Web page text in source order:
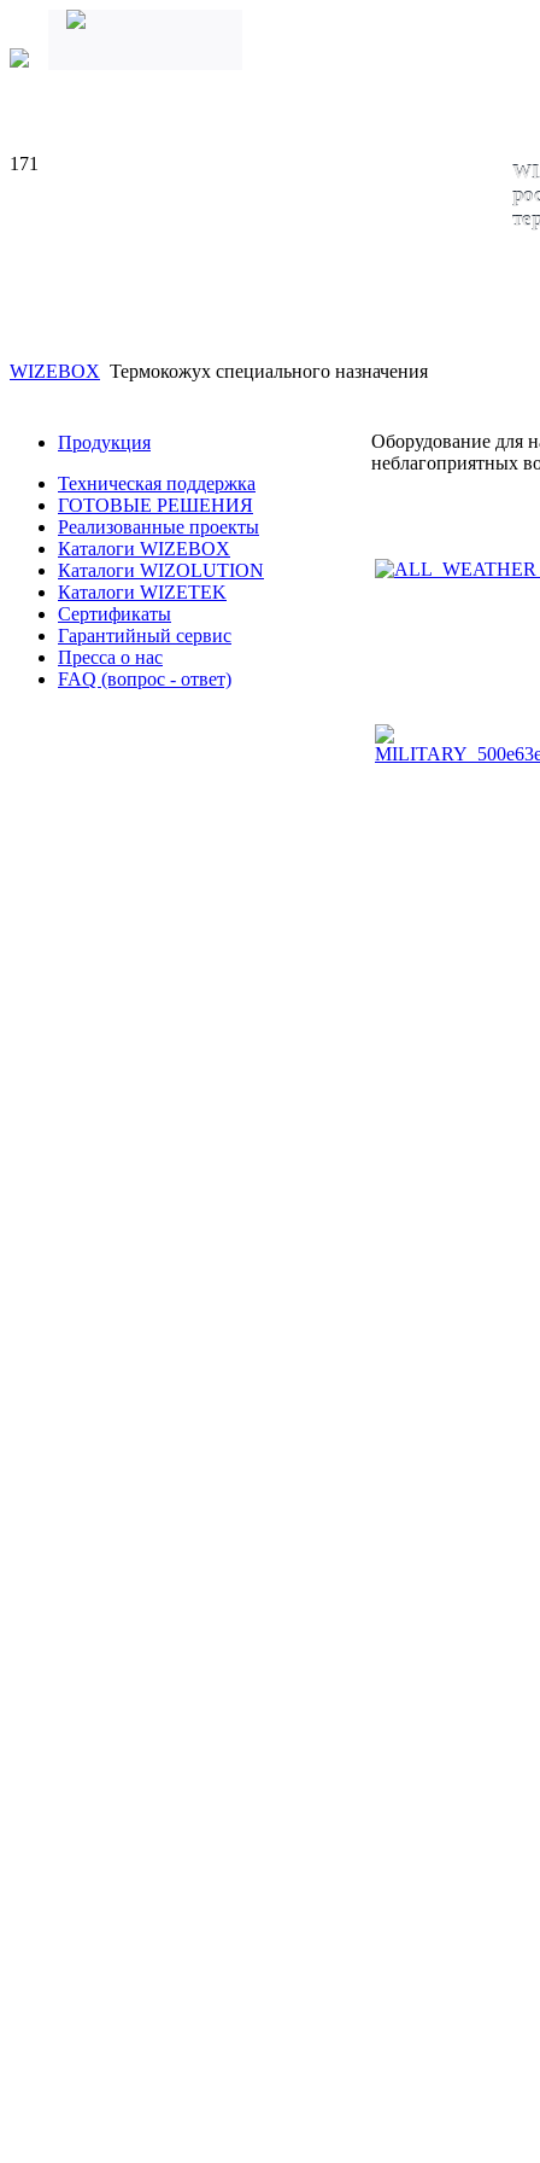
171
WIZEBOX Термокожух специального назначения
Продукция
Техническая поддержка
ГОТОВЫЕ РЕШЕНИЯ
Реализованные проекты
Каталоги WIZEBOX
Каталоги WIZOLUTION
Каталоги WIZETEK
Сертификаты
Гарантийный сервис
Пресса о нас
FAQ (вопрос - ответ)
Оборудование для
неблагоприятных